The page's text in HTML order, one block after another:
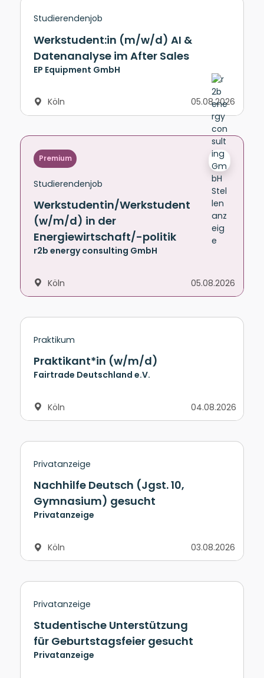
Studierendenjob
Werkstudent:in (m/w/d) AI &
Datenanalyse im After Sales
EP Equipment GmbH
Köln 05.08.2026
Premium
Studierendenjob
Werkstudentin/Werkstudent
(w/m/d) in der
Energiewirtschaft/-politik
r2b energy consulting GmbH
Köln 05.08.2026
Praktikum
Praktikant*in (w/m/d)
Fairtrade Deutschland e.V.
Köln 04.08.2026
Privatanzeige
Nachhilfe Deutsch (Jgst. 10,
Gymnasium) gesucht
Privatanzeige
Köln 03.08.2026
Privatanzeige
Studentische Unterstützung
für Geburtstagsfeier gesucht
Privatanzeige